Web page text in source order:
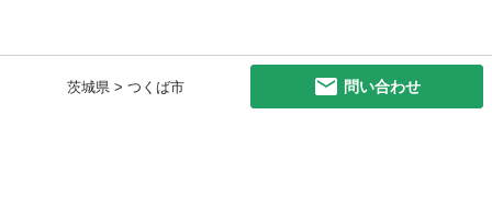
茨城県 > つくば市 問い合わせ